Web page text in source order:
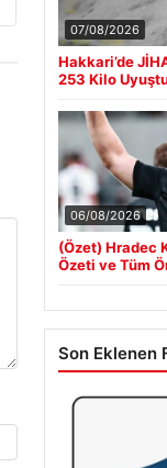
07/08/2026
Hakkari’de
253 Kilo
06/08/2026
(Özet) Hradec
Özeti ve Tüm
Son Eklenen